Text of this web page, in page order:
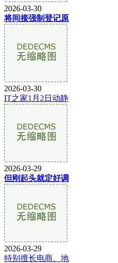
2026-03-30
将间接强制登记原
2026-03-30
IT之家1月2日动静
2026-03-29
但刚起头就定好调
2026-03-29
特别擅长电商、地